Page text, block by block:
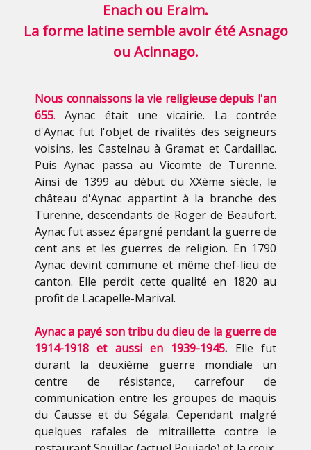
Enach ou Eraim.
La forme latine semble avoir été Asnago
ou Acinnago.
Nous connaissons la vie religieuse depuis l'an
655. Aynac était une vicairie. La contrée
d'Aynac fut l'objet de rivalités des seigneurs
voisins, les Castelnau à Gramat et Cardaillac.
Puis Aynac passa au Vicomte de Turenne.
Ainsi de 1399 au début du XXème siècle, le
château d'Aynac appartint à la branche des
Turenne, descendants de Roger de Beaufort.
Aynac fut assez épargné pendant la guerre de
cent ans et les guerres de religion. En 1790
Aynac devint commune et même chef-lieu de
canton. Elle perdit cette qualité en 1820 au
profit de Lacapelle-Marival.
Aynac a payé son tribu du dieu de la guerre de
1914-1918 et aussi en 1939-1945. Elle fut
durant la deuxième guerre mondiale un
centre de résistance, carrefour de
communication entre les groupes de maquis
du Causse et du Ségala. Cependant malgré
quelques rafales de mitraillette contre le